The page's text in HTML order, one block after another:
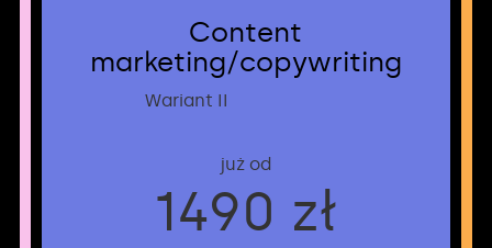
Content
marketing/copywriting
Wariant II
już od
1490 zł